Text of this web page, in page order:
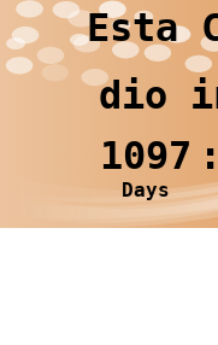
Esta
dio
1097 :
Days